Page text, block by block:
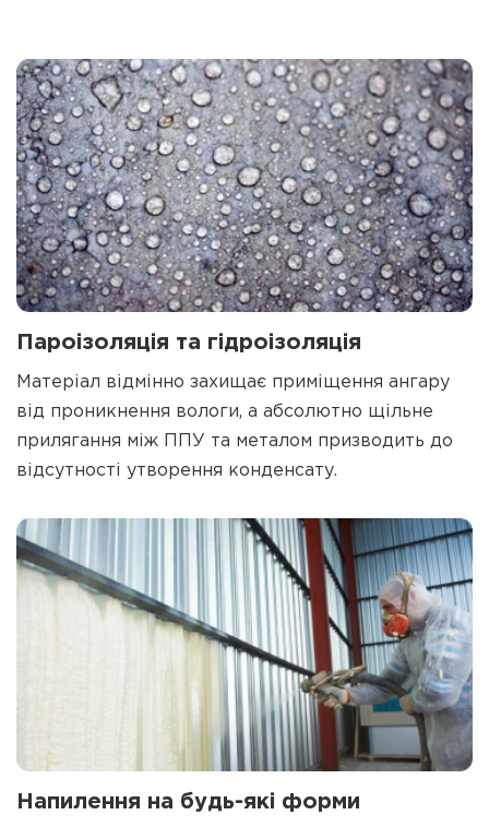
Пароізоляція та гідроізоляція
Матеріал відмінно захищає приміщення ангару
від проникнення вологи, а абсолютно щільне
прилягання між ППУ та металом призводить до
відсутності утворення конденсату.
Напилення на будь-які форми